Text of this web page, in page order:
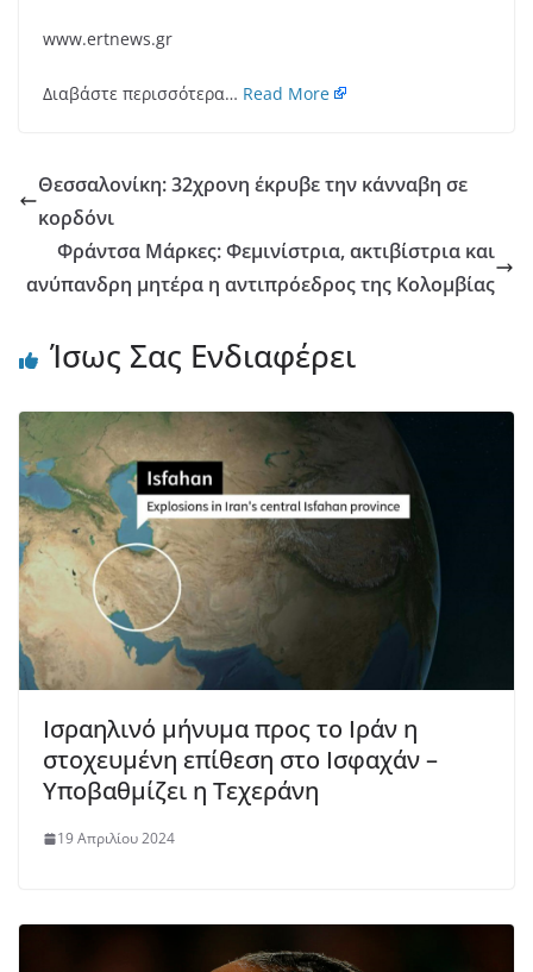
www.ertnews.gr
Διαβάστε περισσότερα… Read More
Θεσσαλονίκη: 32χρονη έκρυβε την κάνναβη σε
κορδόνι
Φράντσα Μάρκες: Φεμινίστρια, ακτιβίστρια και
ανύπανδρη μητέρα η αντιπρόεδρος της Κολομβίας
Ίσως Σας Ενδιαφέρει
Ισραηλινό μήνυμα προς το Ιράν η
στοχευμένη επίθεση στο Ισφαχάν –
Υποβαθμίζει η Τεχεράνη
19 Απριλίου 2024